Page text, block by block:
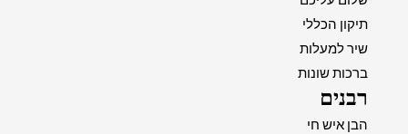
תיקון הכללי
שיר למעלות
ברכות שונות
רבנים
הבן איש חי